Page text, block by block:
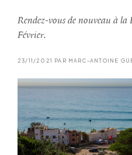
Rendez-vous de nouveau à la
Février.
23/11/2021 PAR MARC-ANTOINE